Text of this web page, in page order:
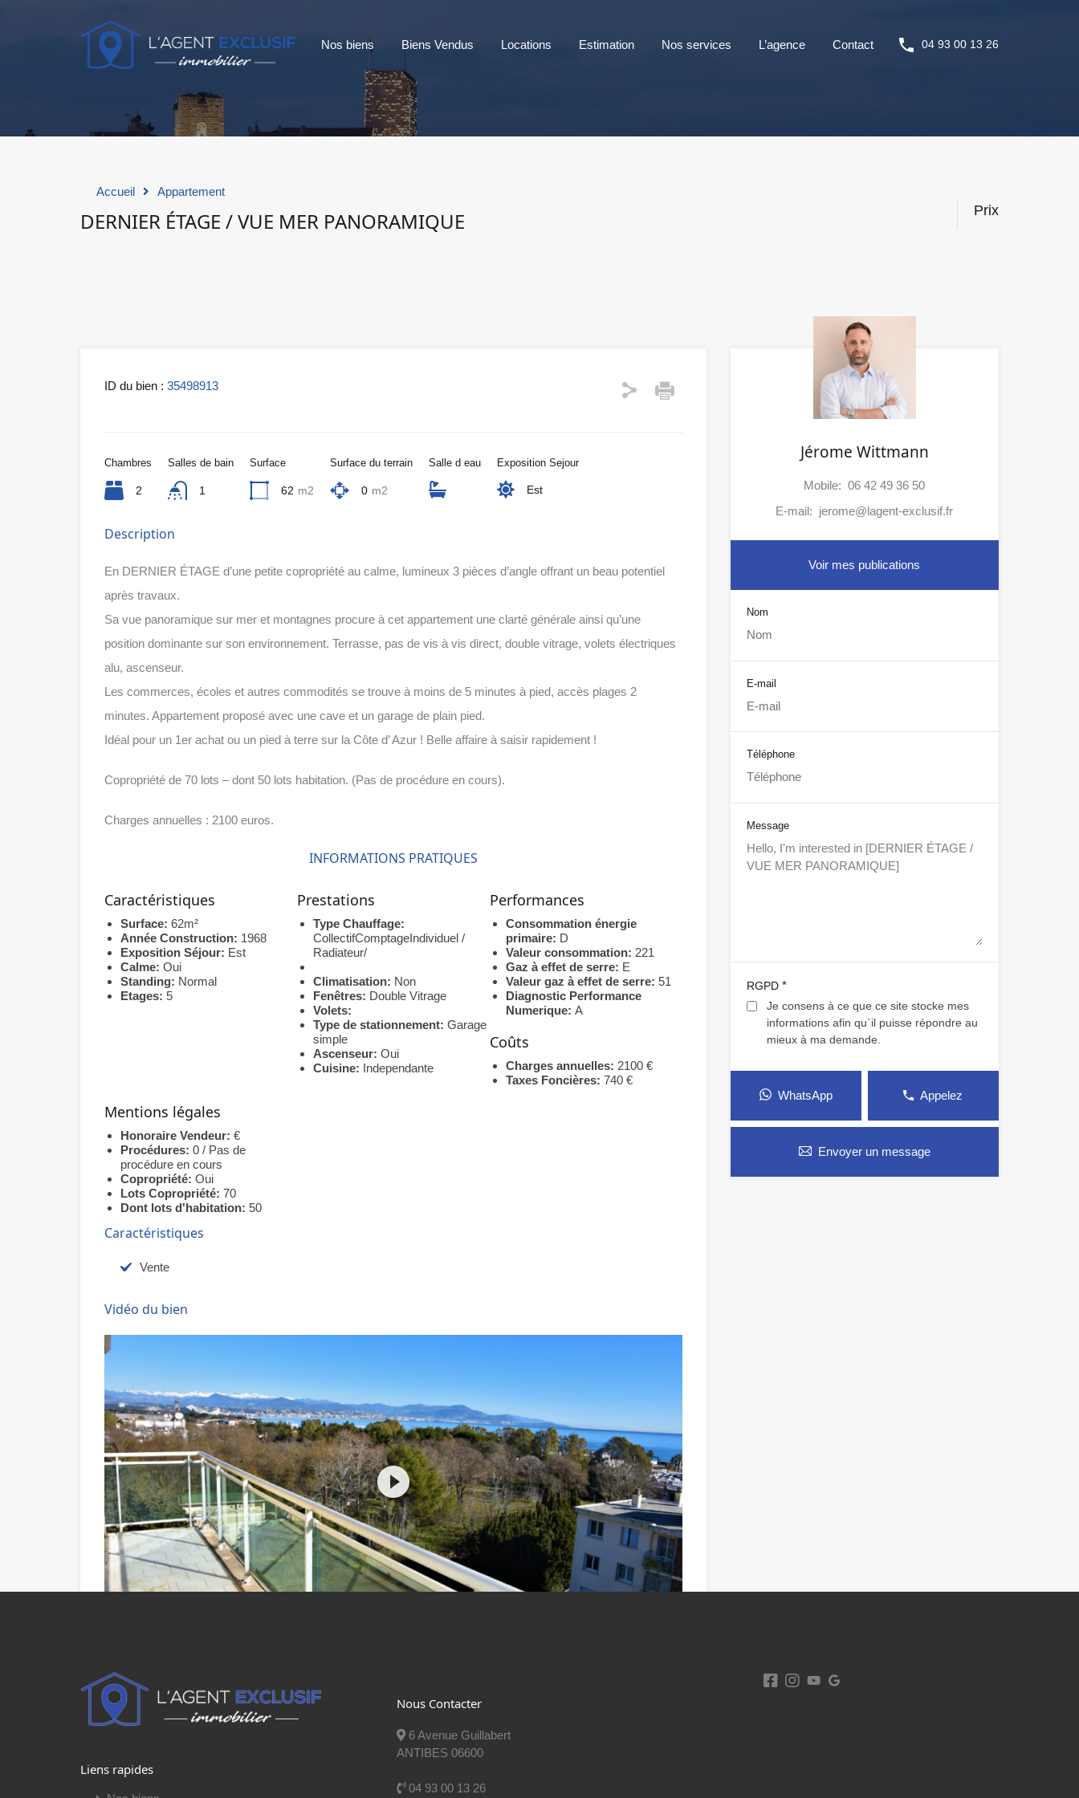
Nos biens Biens Vendus Locations Estimation Nos services L’agence Contact 04 93 00 13 26
Accueil Appartement
DERNIER ÉTAGE / VUE MER PANORAMIQUE Prix
ID du bien : 35498913
Chambres
2
Salles de bain
1
Surface
62 m2
Surface du terrain
0 m2
Salle d eau Exposition Sejour
Est
Description
En DERNIER ÉTAGE d’une petite copropriété au calme, lumineux 3 pièces d’angle offrant un beau potentiel
après travaux.
Sa vue panoramique sur mer et montagnes procure à cet appartement une clarté générale ainsi qu’une
position dominante sur son environnement. Terrasse, pas de vis à vis direct, double vitrage, volets électriques
alu, ascenseur.
Les commerces, écoles et autres commodités se trouve à moins de 5 minutes à pied, accès plages 2
minutes. Appartement proposé avec une cave et un garage de plain pied.
Idéal pour un 1er achat ou un pied à terre sur la Côte d’ Azur ! Belle affaire à saisir rapidement !
Copropriété de 70 lots – dont 50 lots habitation. (Pas de procédure en cours).
Charges annuelles : 2100 euros.
INFORMATIONS PRATIQUES
Caractéristiques
Surface: 62m²
Année Construction: 1968
Exposition Séjour: Est
Calme: Oui
Standing: Normal
Etages: 5
Prestations
Type Chauffage:
CollectifComptageIndividuel /
Radiateur/
Climatisation: Non
Fenêtres: Double Vitrage
Volets:
Type de stationnement: Garage
simple
Ascenseur: Oui
Cuisine: Independante
Performances
Consommation énergie
primaire: D
Valeur consommation: 221
Gaz à effet de serre: E
Valeur gaz à effet de serre: 51
Diagnostic Performance
Numerique: A
Coûts
Charges annuelles: 2100 €
Taxes Foncières: 740 €
Mentions légales
Honoraire Vendeur: €
Procédures: 0 / Pas de
procédure en cours
Copropriété: Oui
Lots Copropriété: 70
Dont lots d'habitation: 50
Caractéristiques
Vente
Vidéo du bien
Performance Energétique
EPCCLASSEMENT ACTUEL :
Jérome Wittmann
Mobile: 06 42 49 36 50
E-mail: jerome@lagent-exclusif.fr
Voir mes publications
Nom
E-mail
Téléphone
Message
RGPD *
Je consens à ce que ce site stocke mes
informations afin qu`il puisse répondre au
mieux à ma demande.
WhatsApp Appelez
Envoyer un message
Liens rapides
Nous Contacter
6 Avenue Guillabert
ANTIBES 06600
04 93 00 13 26